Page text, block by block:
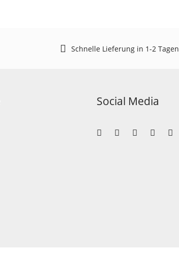
Schnelle Lieferung in 1-2 Tagen
Social Media